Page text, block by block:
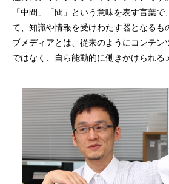
「中間」「間」という意味を表す言葉
て、知識や情報を受けわたす器となるも
ブメディアとは、従来のようにコンテン
ではなく、自ら能動的に働きかけられる